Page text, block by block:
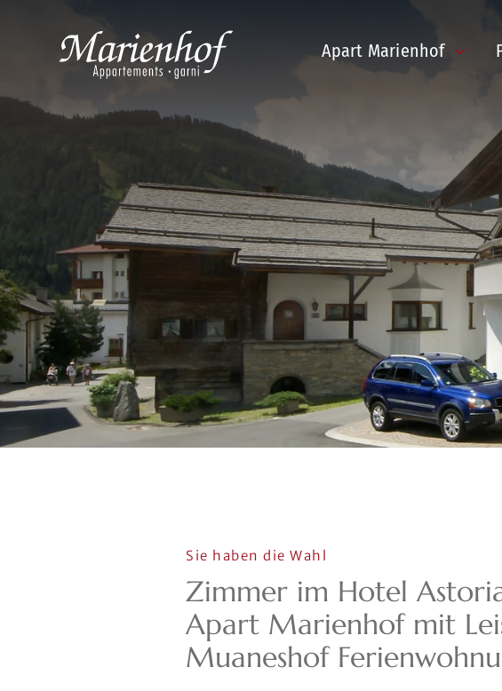
Apart Marienhof
Zimmer im Hotel
Apart Marienhof mit
Muaneshof
Sie haben die Wahl